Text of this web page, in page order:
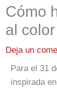
Cómo
al
Deja un
Para el 31
inspirada